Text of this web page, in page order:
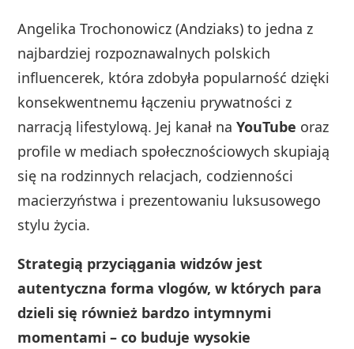
Angelika Trochonowicz (Andziaks) to jedna z
najbardziej rozpoznawalnych polskich
influencerek, która zdobyła popularność dzięki
konsekwentnemu łączeniu prywatności z
narracją lifestylową. Jej kanał naYouTube oraz
profile w mediach społecznościowych skupiają
się na rodzinnych relacjach, codzienności
macierzyństwa i prezentowaniu luksusowego
stylu życia.
Strategią przyciągania widzów jest
autentyczna forma vlogów, w których para
dzieli się również bardzo intymnymi
momentami – co buduje wysokie